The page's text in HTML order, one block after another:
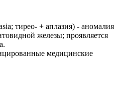
тирео- + аплазия) - аномалия
железы; проявляется
медицинские